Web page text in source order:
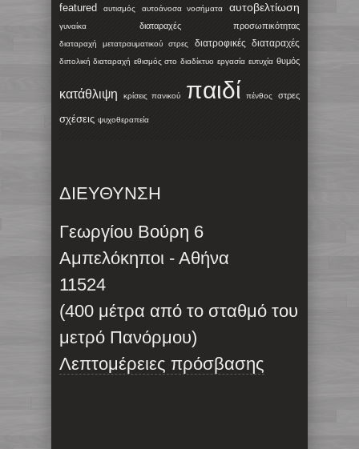
featured αυτισμός αυτοάνοσα νοσήματα αυτοβελτίωση
γυναίκα διαταραχές προσωπικότητας
διαταραχή μετατραυματικού στρες διατροφικές διαταραχές
διπολική διαταραχή εθισμός στο διαδίκτυο εργασία ευτυχία θυμός
κατάθλιψη κρίσεις πανικού παιδί πένθος στρες
σχέσεις ψυχοθεραπεία
ΔΙΕΥΘΥΝΣΗ
Γεωργίου Βούρη 6
Αμπελόκηποι - Αθήνα
11524
(400 μέτρα από το σταθμό του
μετρό Πανόρμου)
Λεπτομέρειες πρόσβασης